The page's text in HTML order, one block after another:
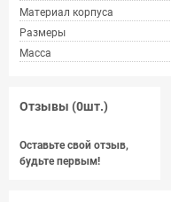
Материал корпуса
Размеры
Масса
Отзывы (0шт.)
Оставьте свой отзыв,
будьте первым!